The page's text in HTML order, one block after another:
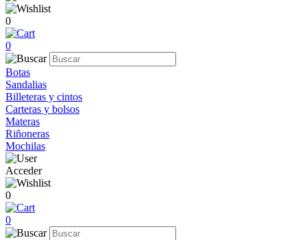
0
0
Botas
Sandalias
Billeteras y cintos
Carteras y bolsos
Materas
Riñoneras
Mochilas
Acceder
0
0